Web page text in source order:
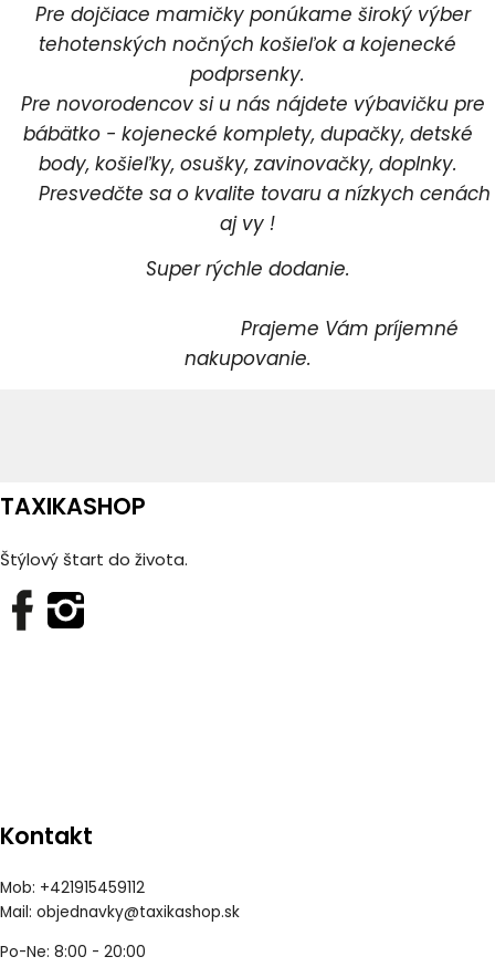
Pre dojčiace mamičky ponúkame široký výber
tehotenských nočných košieľok a kojenecké
podprsenky.
Pre novorodencov si u nás nájdete výbavičku pre
bábätko - kojenecké komplety, dupačky, detské
body, košieľky, osušky, zavinovačky, doplnky.
Presvedčte sa o kvalite tovaru a nízkych cenách
aj vy !
Super rýchle dodanie.
Prajeme Vám príjemné
nakupovanie.
TAXIKASHOP
Štýlový štart do života.
Kontakt
Mob: +421915459112
Mail: objednavky@taxikashop.sk
Po-Ne: 8:00 - 20:00